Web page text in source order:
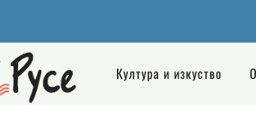
Култура и изкуство